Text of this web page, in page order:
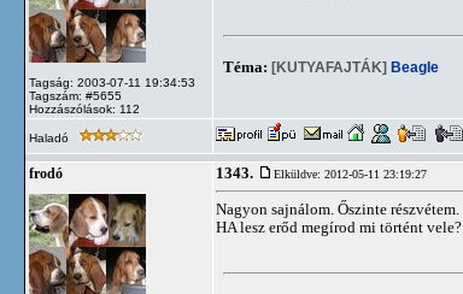
Tagság: 2003-07-11 19:34:53
Tagszám: #5655
Hozzászólások: 112
Téma: [KUTYAFAJTÁK] Beagle
Haladó
frodó 1343. Elküldve: 2012-05-11 23:19:27
Nagyon sajnálom. Őszinte részvétem.
HA lesz erőd megírod mi történt vele?